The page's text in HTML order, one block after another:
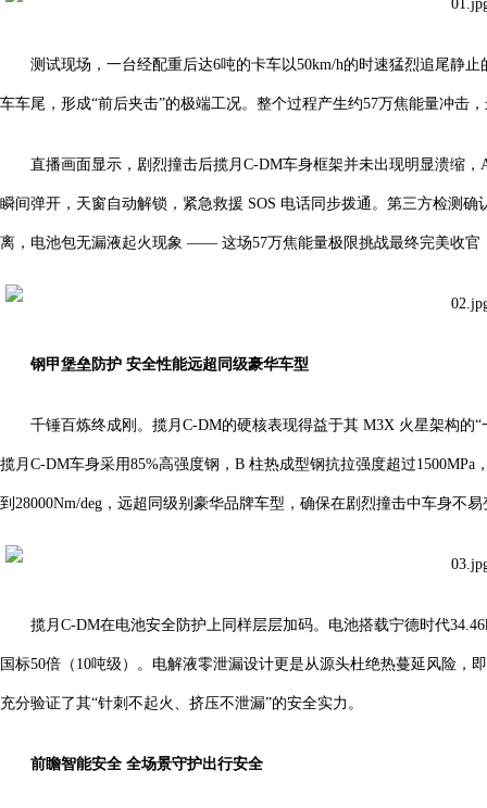
测试现场，一台经配重后达6吨的卡车以50km/h的时速猛烈追尾静
车车尾，形成“前后夹击”的极端工况。整个过程产生约57万焦能量冲击
直播画面显示，剧烈撞击后揽月C-DM车身框架并未出现明显溃缩
瞬间弹开，天窗自动解锁，紧急救援 SOS 电话同步拨通。第三方检测
离，电池包无漏液起火现象 —— 这场57万焦能量极限挑战最终完美收官
钢甲堡垒防护 安全性能远超同级豪华车型
千锤百炼终成刚。揽月C-DM的硬核表现得益于其 M3X 火星架构的
揽月C-DM车身采用85%高强度钢，B 柱热成型钢抗拉强度超过
到28000Nm/deg，远超同级别豪华品牌车型，确保在剧烈撞击中车身不易
揽月C-DM在电池安全防护上同样层层加码。电池搭载宁德时代
国标50倍（10吨级）。电解液零泄漏设计更是从源头杜绝热蔓延风险
充分验证了其“针刺不起火、挤压不泄漏”的安全实力。
前瞻智能安全 全场景守护出行安全